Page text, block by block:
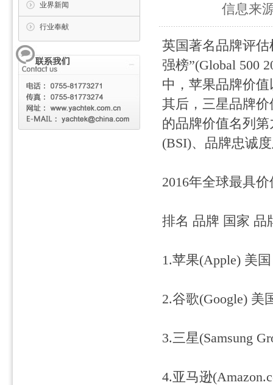
业界新闻
行业奉献
信息来
英国著名品牌评估
强榜”(Global 500
中，苹果品牌价值
其后，三星品牌价
的品牌价值名列
(BSI)、品牌忠诚
2016年全球最具
排名 品牌 国家
1.苹果(Apple) 美
2.谷歌(Google) 美
3.三星(Samsung
4.亚马逊